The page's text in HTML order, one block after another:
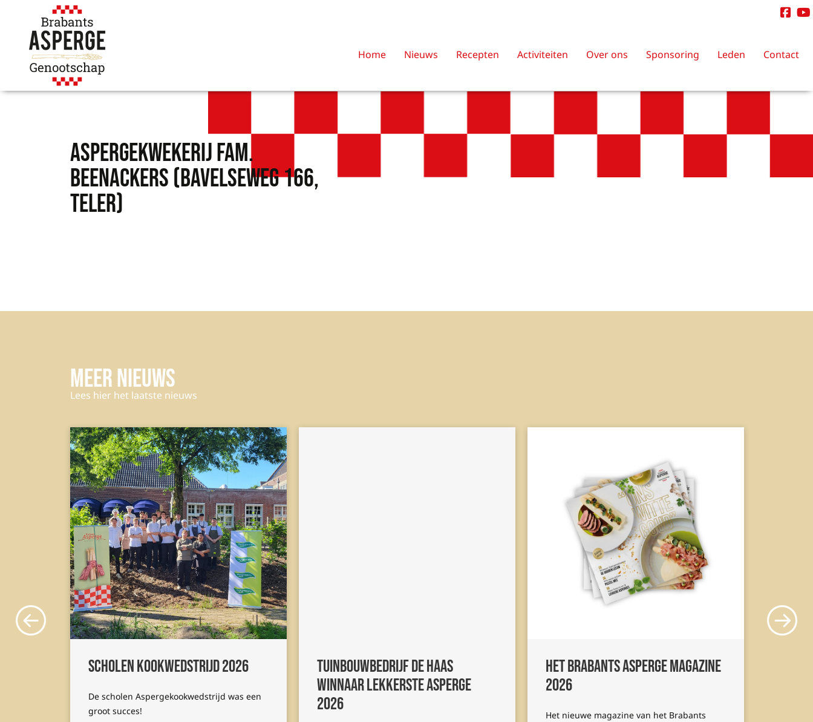
Home Nieuws Recepten Activiteiten Over ons Sponsoring Leden Contact
Aspergekwekerij Fam.
Beenackers (Bavelseweg 166,
Teler)
Meer nieuws
Lees hier het laatste nieuws
Scholen kookwedstrijd 2026
De scholen Aspergekookwedstrijd was een
groot succes!
Tuinbouwbedrijf de Haas
winnaar lekkerste asperge
2026
Het Brabants Asperge Magazine
2026
Het nieuwe magazine van het Brabants